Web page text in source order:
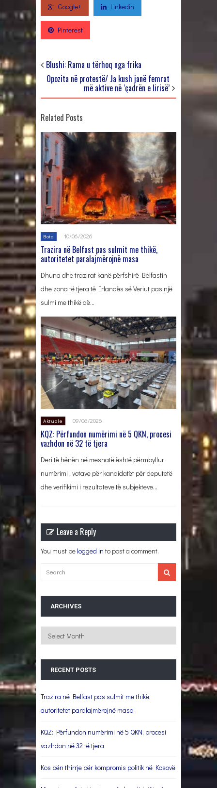
Google+ Linkedin
Pinterest
Blushi: Rama u tërhoq nga frika
Opozita në protestë/ Ja kush janë femrat
më aktive në ‘çadrën e lirisë’
Related Posts
Bota 10/06/2026
Trazira në Belfast pas sulmit me thikë,
autoritetet paralajmërojnë masa
Dhuna dhe trazirat kanë përfshirë Belfastin
dhe zona të tjera të Irlandës së Veriut pas një
sulmi me thikë që…
Aktuale 09/06/2026
KQZ: Përfundon numërimi në 5 QKN, procesi
vazhdon në 32 të tjera
Deri të hënën në mesnatë është përmbyllur
numërimi i votave për kandidatët për deputetë
dhe verifikimi i rezultateve të subjekteve…
Leave a Reply
You must be logged in to post a comment.
ARCHIVES
Archives
RECENT POSTS
Trazira në Belfast pas sulmit me thikë,
autoritetet paralajmërojnë masa
KQZ: Përfundon numërimi në 5 QKN, procesi
vazhdon në 32 të tjera
Kos bën thirrje për kompromis politik në Kosovë